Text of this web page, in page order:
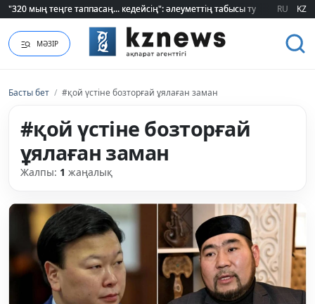
"320 мың теңге таппасаң... кедейсің": әлеуметтің табысы туралы түсінігі
"320 мың теңге таппасаң... кедейсің": әлеуметтің табысы туралы түсінігі
RU KZ
МӘЗІР
Басты бет / #қой үстіне бозторғай ұялаған заман
#қой үстіне бозторғай
ұялаған заман
Жалпы: 1 жаңалық